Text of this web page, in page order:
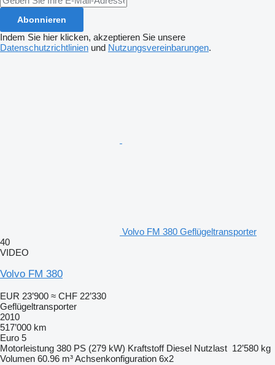
Abonnieren
Indem Sie hier klicken, akzeptieren Sie unsere
Datenschutzrichtlinien und Nutzungsvereinbarungen.
Volvo FM 380 Geflügeltransporter
40
VIDEO
Volvo FM 380
EUR 23’900 ≈ CHF 22’330
Geflügeltransporter
2010
517’000 km
Euro 5
Motorleistung 380 PS (279 kW) Kraftstoff Diesel Nutzlast 12’580 kg
Volumen 60.96 m³Achsenkonfiguration 6x2